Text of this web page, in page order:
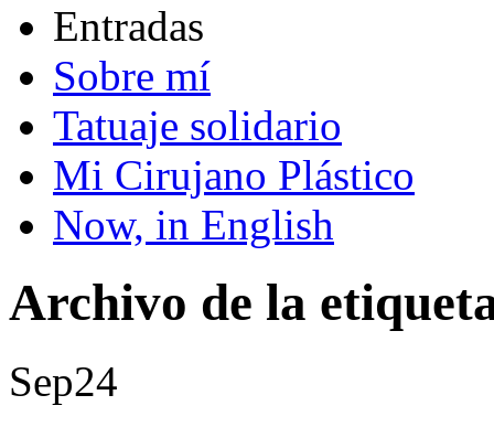
Entradas
Sobre mí
Tatuaje solidario
Mi Cirujano Plástico
Now, in English
Archivo de la
Sep24